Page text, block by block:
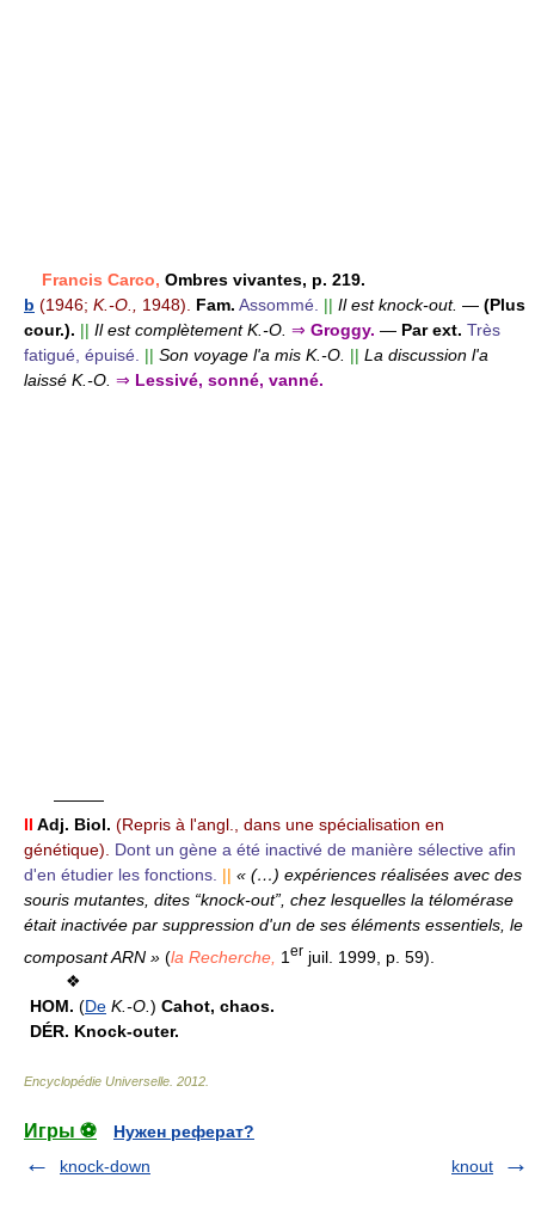
Francis Carco, Ombres vivantes, p. 219.
b (1946; K.-O., 1948). Fam. Assommé. || Il est knock-out. — (Plus
cour.). || Il est complètement K.-O. ⇒ Groggy. — Par ext. Très
fatigué, épuisé. || Son voyage l'a mis K.-O. || La discussion l'a
laissé K.-O. ⇒ Lessivé, sonné, vanné.
———
II Adj. Biol. (Repris à l'angl., dans une spécialisation en
génétique).
Dont un gène a été inactivé de manière sélective afin
d'en étudier les fonctions. || « (…) expériences réalisées avec des
souris mutantes, dites “knock-out”, chez lesquelles la télomérase
était inactivée par suppression d'un de ses éléments essentiels, le
composant ARN » (la Recherche, 1 er juil. 1999, p. 59).
❖
HOM. (De K.-O.) Cahot, chaos.
DÉR. Knock-outer.
Encyclopédie Universelle 2012
Игры ⚽
Нужен реферат?
knock-down
knout